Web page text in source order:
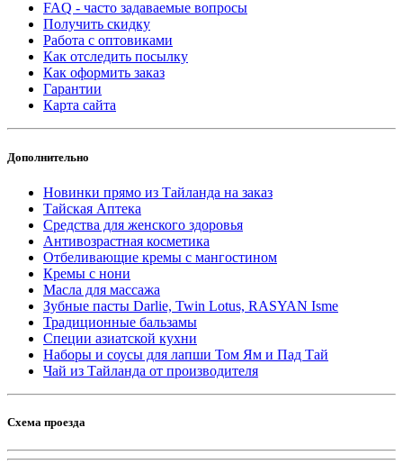
FAQ - часто задаваемые вопросы
Получить скидку
Работа с оптовиками
Как отследить посылку
Как оформить заказ
Гарантии
Карта сайта
Дополнительно
Новинки прямо из Тайланда на заказ
Тайская Аптека
Средства для женского здоровья
Антивозрастная косметика
Отбеливающие кремы с мангостином
Кремы с нони
Масла для массажа
Зубные пасты Darlie, Twin Lotus, RASYAN Isme
Традиционные бальзамы
Специи азиатской кухни
Наборы и соусы для лапши Том Ям и Пад Тай
Чай из Тайланда от производителя
Схема проезда